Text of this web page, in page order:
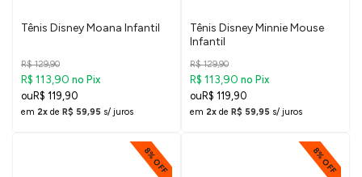
Tênis Disney Moana Infantil
R$ 129,90
R$ 113,90 no Pix
R$ 119,90
em 2x de R$ 59,95 s/ juros
Tênis Disney Minnie Mouse
Infantil
R$ 129,90
R$ 113,90 no Pix
R$ 119,90
em 2x de R$ 59,95 s/ juros
8% OFF 8% OFF